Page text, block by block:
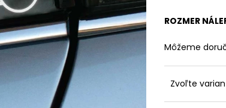
ROZMER
Môžeme
Zvoľte